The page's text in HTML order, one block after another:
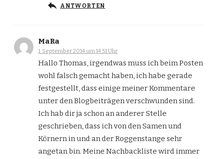
ANTWORTEN
MaRa
1. September 2014 um 14:51 Uhr
Hallo Thomas, irgendwas muss ich beim Posten
wohl falsch gemacht haben, ich habe gerade
festgestellt, dass einige meiner Kommentare
unter den Blogbeiträgen verschwunden sind.
Ich hab dir ja schon an anderer Stelle
geschrieben, dass ich von den Samen und
Körnern in und an der Roggenstange sehr
angetan bin. Meine Nachbackliste wird immer